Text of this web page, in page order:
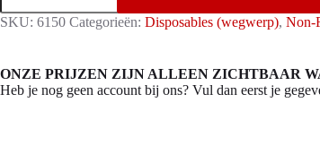
250st
aantal
SKU: 6150 Categorieën: Disposables (wegwerp), Non-
ONZE PRIJZEN ZIJN ALLEEN ZICHTBAAR
Heb je nog geen account bij ons? Vul dan eerst je